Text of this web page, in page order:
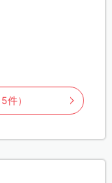
）